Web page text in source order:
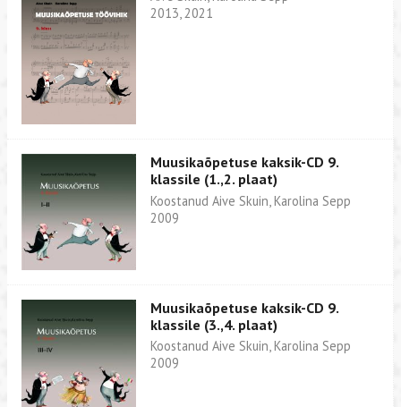
2013, 2021
Muusikaõpetuse kaksik-CD 9.
klassile (1.,2. plaat)
Koostanud Aive Skuin, Karolina Sepp
2009
Muusikaõpetuse kaksik-CD 9.
klassile (3.,4. plaat)
Koostanud Aive Skuin, Karolina Sepp
2009